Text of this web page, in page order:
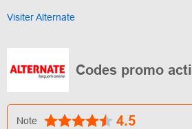
Visiter Alternate
Codes promo
Note 4.5